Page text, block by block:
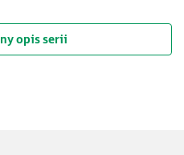
opis serii